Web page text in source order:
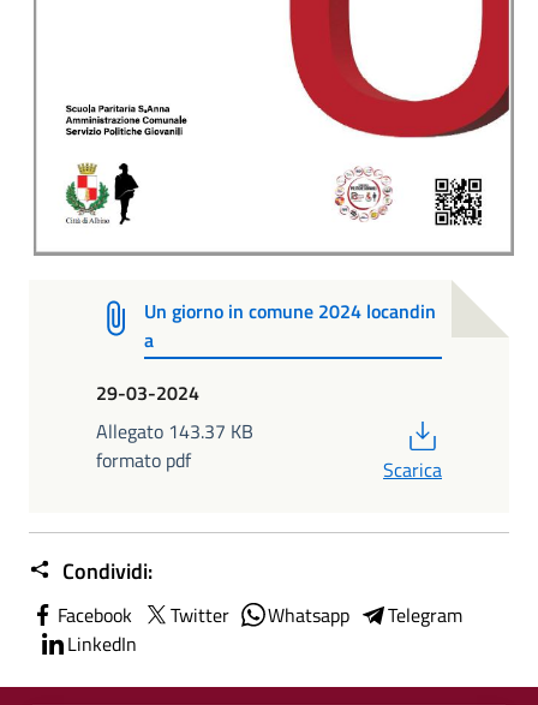
Un giorno in comune 2024 locandin
a
29-03-2024
Allegato 143.37 KB
formato pdf
Scarica
Condividi:
Facebook Twitter Whatsapp
Telegram
LinkedIn